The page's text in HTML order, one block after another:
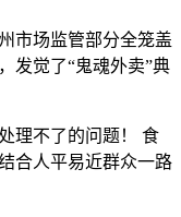
场监管部分全笼盖
发觉了“鬼魂外卖”典
不了的问题！ 食
合人平易近群众一路